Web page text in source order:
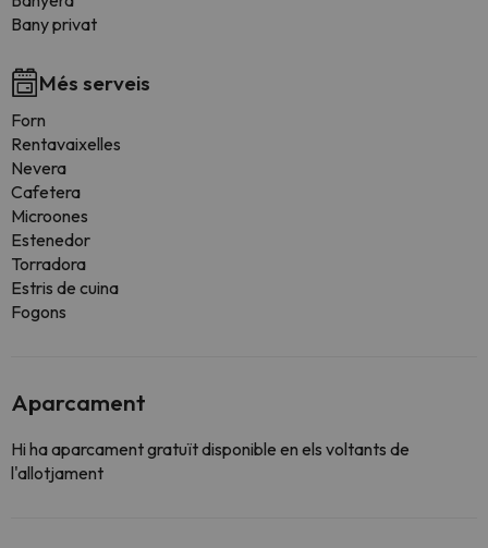
Bany privat
Més serveis
Forn
Rentavaixelles
Nevera
Cafetera
Microones
Estenedor
Torradora
Estris de cuina
Fogons
Aparcament
Hi ha aparcament gratuït disponible en els voltants de
l'allotjament